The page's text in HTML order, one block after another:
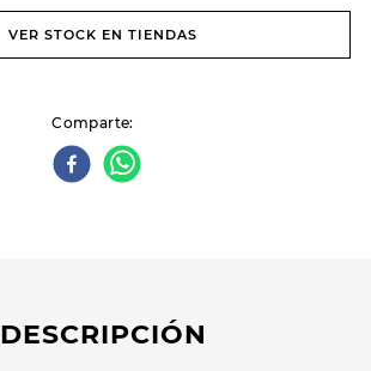
VER STOCK EN TIENDAS
Comparte
DESCRIPCIÓN